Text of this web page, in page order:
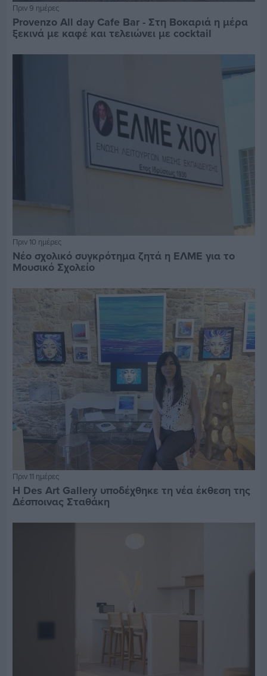
Πριν 9 ημέρες
Provenzo All day Cafe Bar - Στη Βοκαριά η μέρα
ξεκινά με καφέ και τελειώνει με cocktail
Πριν 10 ημέρες
Νέο σχολικό συγκρότημα ζητά η ΕΛΜΕ για το
Μουσικό Σχολείο
Πριν 11 ημέρες
Η Des Art Gallery υποδέχθηκε τη νέα έκθεση της
Δέσποινας Σταθάκη